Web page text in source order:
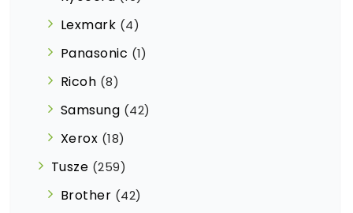
Lexmark (4)
Panasonic (1)
Ricoh (8)
Samsung (42)
Xerox (18)
Tusze (259)
Brother (42)